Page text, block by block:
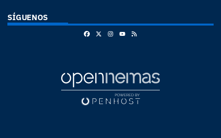
SÍGUENOS
FacebookInstagram